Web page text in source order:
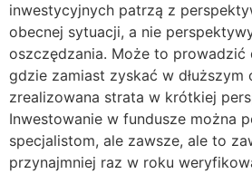
inwestycyjnych patrzą z
obecnej sytuacji, a nie
oszczędzania. Może to prowadzić
gdzie zamiast zyskać w dłuższym
zrealizowana strata w krótkiej
Inwestowanie w fundusze można
specjalistom, ale zawsze, ale to
przynajmniej raz w roku